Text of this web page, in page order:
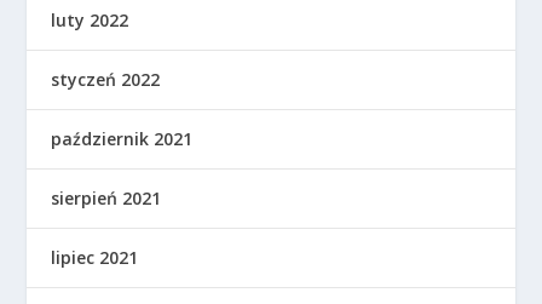
luty 2022
styczeń 2022
październik 2021
sierpień 2021
lipiec 2021